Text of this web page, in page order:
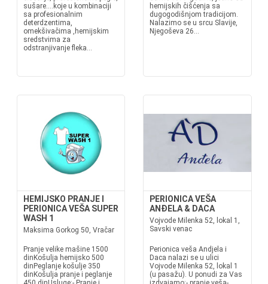
sušare....koje u kombinaciji
sa profesionalnim
deterdzentima,
omekšivačima ,hemijskim
sredstvima za
odstranjivanje fleka...
hemijskih čišćenja sa
dugogodišnjom tradicijom.
Nalazimo se u srcu Slavije,
Njegoševa 26...
HEMIJSKO PRANJE I
PERIONICA VEŠA SUPER
WASH 1
Maksima Gorkog 50, Vračar
Pranje velike mašine 1500
dinKošulja hemijsko 500
dinPeglanje košulje 350
dinKošulja pranje i peglanje
PERIONICA VEŠA
ANĐELA & DACA
Vojvode Milenka 52, lokal 1,
Savski venac
Perionica veša Andjela i
Daca nalazi se u ulici
Vojvode Milenka 52, lokal 1
(u pasažu). U ponudi za Vas